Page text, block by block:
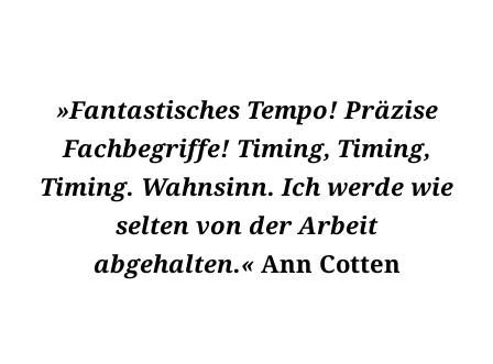
»Fantastisches Tempo! Präzise
Fachbegriffe! Timing, Timing,
Timing. Wahnsinn. Ich werde wie
selten von der Arbeit
abgehalten.«Ann Cotten